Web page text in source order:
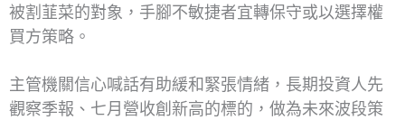
被割韮菜的對象，手腳不敏捷者宜轉保守或以選擇權
買方策略。
主管機關信心喊話有助緩和緊張情緒，長期投資人先
觀察季報、七月營收創新高的標的，做為未來波段策